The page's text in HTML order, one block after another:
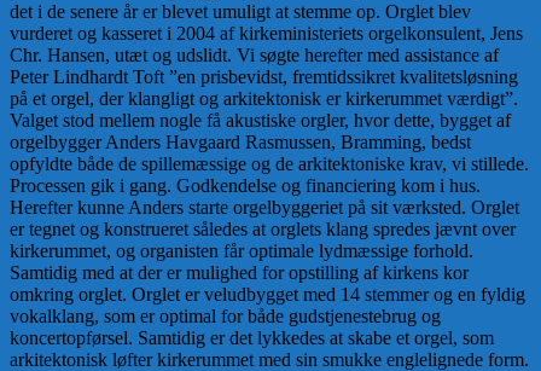
det i de senere år er blevet umuligt at stemme op. Orglet blev
vurderet og kasseret i 2004 af kirkeministeriets orgelkonsulent, Jens
Chr. Hansen, utæt og udslidt. Vi søgte herefter med assistance af
Peter Lindhardt Toft ”en prisbevidst, fremtidssikret kvalitetsløsning
på et orgel, der klangligt og arkitektonisk er kirkerummet værdigt”.
Valget stod mellem nogle få akustiske orgler, hvor dette, bygget af
orgelbygger Anders Havgaard Rasmussen, Bramming, bedst
opfyldte både de spillemæssige og de arkitektoniske krav, vi stillede.
Processen gik i gang. Godkendelse og financiering kom i hus.
Herefter kunne Anders starte orgelbyggeriet på sit værksted. Orglet
er tegnet og konstrueret således at orglets klang spredes jævnt over
kirkerummet, og organisten får optimale lydmæssige forhold.
Samtidig med at der er mulighed for opstilling af kirkens kor
omkring orglet. Orglet er veludbygget med 14 stemmer og en fyldig
vokalklang, som er optimal for både gudstjenestebrug og
koncertopførsel. Samtidig er det lykkedes at skabe et orgel, som
arkitektonisk løfter kirkerummet med sin smukke englelignede form.